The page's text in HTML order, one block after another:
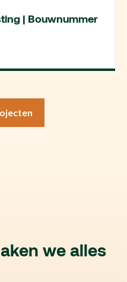
| Bouwnummer
we alles